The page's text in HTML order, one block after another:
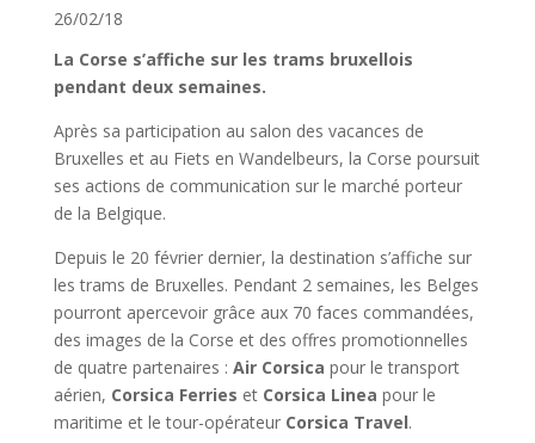
26/02/18
La Corse s’affiche sur les trams bruxellois
pendant deux semaines.
Après sa participation au salon des vacances de
Bruxelles et au Fiets en Wandelbeurs, la Corse poursuit
ses actions de communication sur le marché porteur
de la Belgique.
Depuis le 20 février dernier, la destination s’affiche sur
les trams de Bruxelles. Pendant 2 semaines, les Belges
pourront apercevoir grâce aux 70 faces commandées,
des images de la Corse et des offres promotionnelles
de quatre partenaires : Air Corsica pour le transport
aérien, Corsica Ferries et Corsica Linea pour le
maritime et le tour-opérateur Corsica Travel.